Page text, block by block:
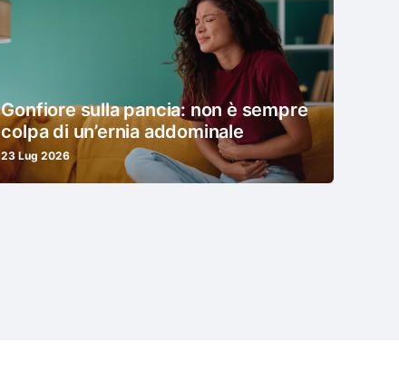
Gonfiore sulla pancia: non è sempre
colpa di un’ernia addominale
23 Lug 2026